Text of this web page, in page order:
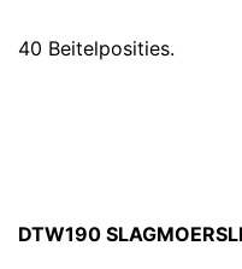
40 Beitelposities.
DTW190